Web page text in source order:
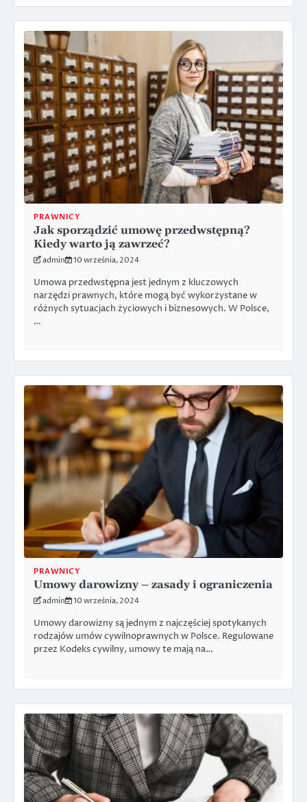
PRAWNICY
Jak sporządzić umowę przedwstępną?
Kiedy warto ją zawrzeć?
admin 10 września, 2024
Umowa przedwstępna jest jednym z kluczowych
narzędzi prawnych, które mogą być wykorzystane w
różnych sytuacjach życiowych i biznesowych. W Polsce,
…
PRAWNICY
Umowy darowizny – zasady i ograniczenia
admin 10 września, 2024
Umowy darowizny są jednym z najczęściej spotykanych
rodzajów umów cywilnoprawnych w Polsce. Regulowane
przez Kodeks cywilny, umowy te mają na…